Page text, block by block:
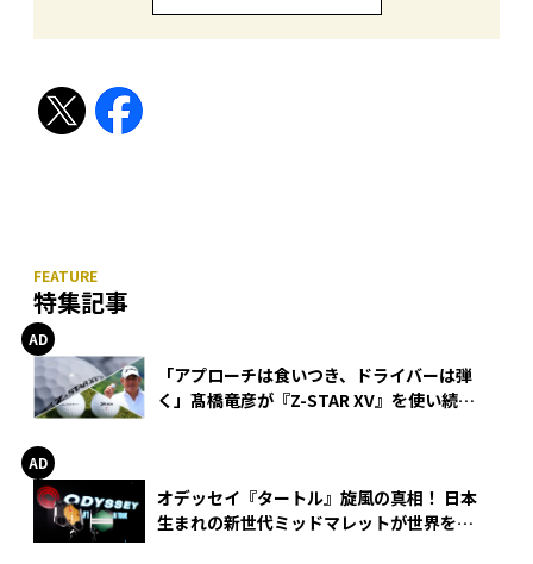
特集記事
「アプローチは食いつき、ドライバーは弾
く」髙橋竜彦が『Z-STAR XV』を使い続け
オデッセイ『タートル』旋風の真相！ 日本
生まれの新世代ミッドマレットが世界を席